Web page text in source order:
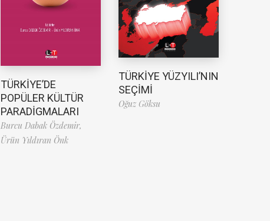
TÜRKİYE’DE
POPÜLER KÜLTÜR
PARADİGMALARI
Burcu Dabak Özdemir,
Ürün Yıldıran Önk
TÜRKİYE YÜZYILI’NIN
SEÇİMİ
Oğuz Göksu